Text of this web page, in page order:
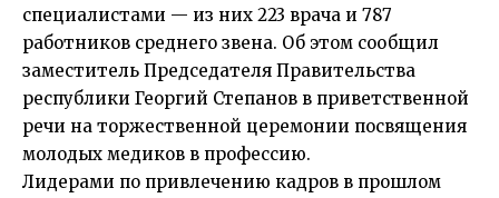
специалистами — из них 223 врача и 787
работников среднего звена. Об этом сообщил
заместитель Председателя Правительства
республики Георгий Степанов в приветственной
речи на торжественной церемонии посвящения
молодых медиков в профессию.
Лидерами по привлечению кадров в прошлом